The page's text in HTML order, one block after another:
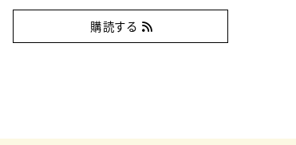
購読する